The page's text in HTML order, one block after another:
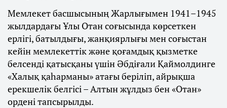
Мемлекет басшысының Жарлығымен 1941–1945
жылдардағы Ұлы Отан соғысында көрсеткен
ерлігі, батылдығы, жанқиярлығы мен соғыстан
кейін мемлекеттік және қоғамдық қызметке
белсенді қатысқаны үшін Әбдіғали Қаймолдинге
«Халық қаһарманы» атағы беріліп, айрықша
ерекшелік белгісі – Алтын жұлдыз бен «Отан»
ордені тапсырылды.